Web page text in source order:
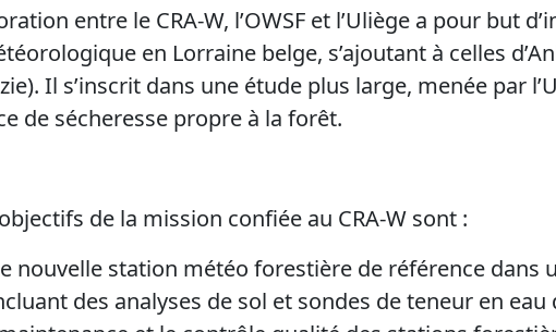
entre le CRA-W, l’OWSF et l’Uliège a pour but
en Lorraine belge, s’ajoutant à celles
Il s’inscrit dans une étude plus large, menée par
de sécheresse propre à la forêt.
de la mission confiée au CRA-W sont :
nouvelle station météo forestière de référence dans
des analyses de sol et sondes de teneur en eau